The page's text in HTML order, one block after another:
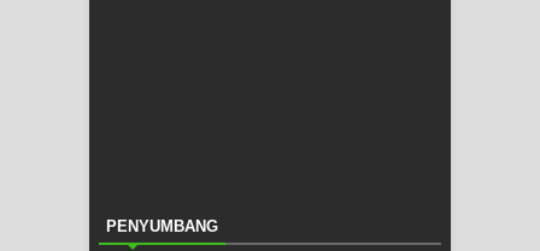
PENYUMBANG